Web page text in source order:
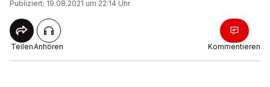
Publiziert: 19.08.2021 um 22:14 Uhr
TeilenAnhören Kommentieren